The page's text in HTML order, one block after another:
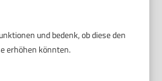
und bedenk, ob diese den
erhöhen könnten.